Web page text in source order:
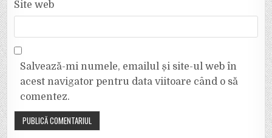
Site web
Salvează-mi numele, emailul și site-ul web în
acest navigator pentru data viitoare când o să
comentez.